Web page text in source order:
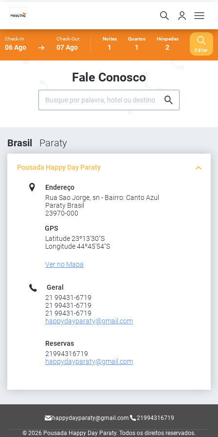
Check-In
06 Ago
Check-Out
07 Ago
Noites
1
Quartos
1
Hóspedes
2 Editar
Fale Conosco
Brasil Paraty
Pousada Happy Day Paraty
Endereço
Rua Sao Jorge, sn - Bairro: Canto Azul
Paraty Brasil
23970-000
GPS
Latitude 23º13'30"S
Longitude 44º45'54"S
Ver no Mapa
Geral
21 99431-6719
21 99431-6719
21 99431-6719
happydayparaty@gmail.com
Reservas
21994316719
happydayparaty@gmail.com
happydayparaty@gmail.com 21994316719
© 2026 Pousada Happy Day Paraty. Todos os direitos reservados.